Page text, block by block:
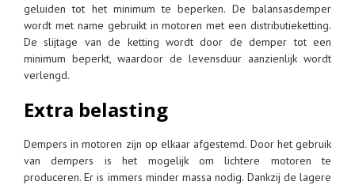
geluiden tot het minimum te beperken. De balansasdemper
wordt met name gebruikt in motoren met een distributieketting.
De slijtage van de ketting wordt door de demper tot een
minimum beperkt, waardoor de levensduur aanzienlijk wordt
verlengd.
Extra belasting
Dempers in motoren zijn op elkaar afgestemd. Door het gebruik
van dempers is het mogelijk om lichtere motoren te
produceren. Er is immers minder massa nodig. Dankzij de lagere